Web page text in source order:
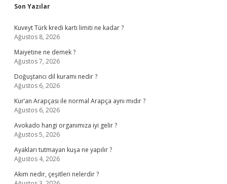
Sidebar
Son Yazılar
Kuveyt Türk kredi kartı limiti ne kadar ?
Ağustos 8, 2026
Maiyetine ne demek ?
Ağustos 7, 2026
Doğuştancı dil kuramı nedir ?
Ağustos 6, 2026
Kur’an Arapçası ile normal Arapça aynı mıdır ?
Ağustos 6, 2026
Avokado hangi organımıza iyi gelir ?
Ağustos 5, 2026
Ayakları tutmayan kuşa ne yapılır ?
Ağustos 4, 2026
Akım nedir, çeşitleri nelerdir ?